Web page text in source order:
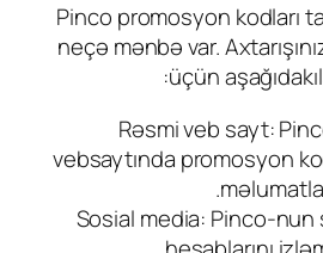
Pinco promosyon kodları
neçə mənbə var.
üçün
Rəsmi veb sayt:
vebsaytında promosyon
Sosial media: Pinco-nun